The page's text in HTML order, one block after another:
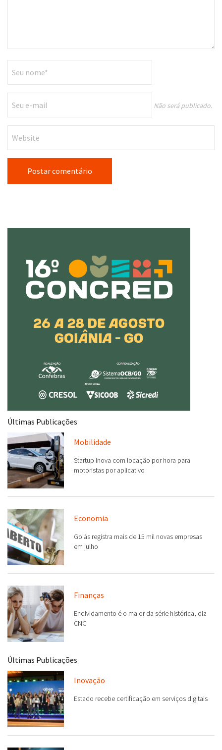
Não será publicado.
Últimas Publicações
Mobilidade
Startup inova com locação por hora para
motoristas por aplicativo
Economia
Goiás registra mais de 15 mil novas empresas
em julho
Finanças
Endividamento é o maior da série histórica, diz
CNC
Últimas Publicações
Inovação
Estado recebe certificação em serviços digitais